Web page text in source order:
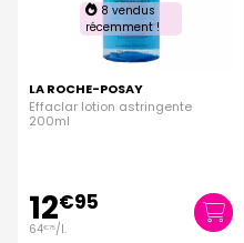
8 vendus
récemment !
LA ROCHE-POSAY
Effaclar lotion astringente
200ml
12€95
64€75/l.